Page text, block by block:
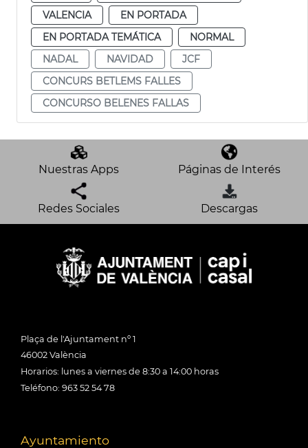
VALENCIA
EN PORTADA
EN PORTADA TEMÁTICA
NORMAL
NADAL
NAVIDAD
JCF
CONCURS BETLEMS FALLES
CONCURSO BELENES FALLAS
Nuestras Apps Páginas de Interés
Redes Sociales Descargas
Plaça de l'Ajuntament nº 1
46002 València
Horarios: lunes a viernes de 8:30 a 14:00 horas
Teléfono: 963 52 54 78
Ayuntamiento